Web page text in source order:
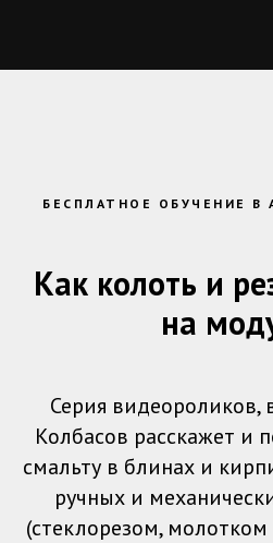
БЕСПЛАТНОЕ ОБУЧЕНИЕ В
Как колоть и
на
Серия видеороликов,
Колбасов расскажет и
смальту в блинах и
ручных и
(стеклорезом,